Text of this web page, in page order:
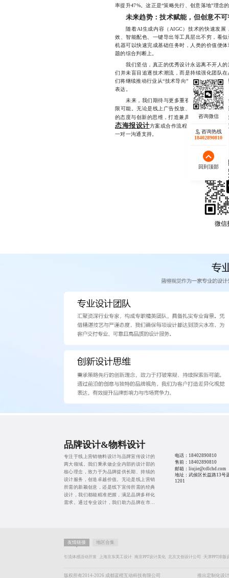
率提升47%。这正是“策略先行、创意落地”理念
未来趋势：技术赋能，但创意不可
随着AI生成内容（AIGC）技术的快速发展
效、智能配色、一键导出等工具层出不穷，看
机器可以快速完成基础任务时，人类的价值便
题的综合判断上。
我们坚信，真正的优秀设计永远离不开人的
们并未盲目追逐技术潮流，而是持续强化团队
们将继续推动行业从“技术导向”向“价值导向”
表达。
未来，我们期待与更多重视品牌长期发展的
限可能。无论是线上广告投放、社交媒体互动
的态度与创新的思维，打造兼具美感与实效的
态海报设计方案或合作流程，欢迎通过微信
一对一沟通支持。
微信
咨询热线
18402890810
回到顶部
品牌设计&物料设计
专注于线上营销物料设计与品牌宣传设计的
两大领域。我们秉承做企业内部的设计部的
核心理念，致力于为品牌提供长期、持续的
设计服务，创造卓越价值。无论是线上营销
所需的新颖创意，还是线下宣传所需的经典
设计，我们都能精准把握，满足品牌多样化
需求。通过专业设计，我们助力品牌在市场
电话： 18402890810
售前： 18402890810
邮箱：liujie@cdlchd.com
地址：武侯区长益路13号
1201
友情链接 地区合集
引流体感活动开发 上海京东美工设计 南京PPT设计美化 北京文创设计公司 天津PPT排版
版权所有2014-2026 成都蓝橙互动科技有限公司 推出定制化设